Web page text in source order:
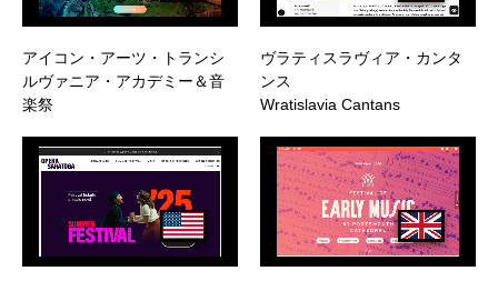
アイコン・アーツ・トランシ
ルヴァニア・アカデミー＆音
楽祭
ヴラティスラヴィア・カンタ
ンス
Wratislavia Cantans